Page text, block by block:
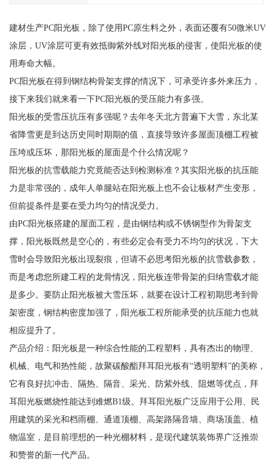
建材生产PC阳光板，除了使用PC原生料之外，表面还覆有50微米UV
涂层，UV涂层可更有效抵御紫外线对阳光板的侵害，使阳光板的使
用寿命大幅。
PC阳光板在得到钢结构骨架支撑的情况下，可承受许多外来压力，
接下来我们就来看一下PC阳光板的受压能力有多强。
阳光板的受雪压抗压有多强呢？去年冬天北方普遍下大雪，东北某
省降雪更是到达历史同时期期的值，直接导致许多屋面顶棚工程被
压垮或压坏，那阳光板的屋面是个什么情况呢？
阳光板的抗雪载能力究竟能否达到检测标准？其实阳光板的抗压能
力是非常强的，成年人单腿站在阳光板上也不会让板材产生变形，
但前提条件是要在受力均匀的情况受力。
由PC阳光板搭建的屋面工程，是由钢结构或不锈钢型作为骨架支
撑，阳光板既然是空心的，有些必定会有受力不均匀的状况，下大
雪时会导致阳光板出现裂痕，但请不必思考阳光板的抗雪载参数，
而是考虑您所建工程的龙骨情况，阳光板连带骨架的归纳雪载才能
是多少。要防止阳光板被大雪压坏，就要在设计工程初期思考到骨
架密度，钢结构密度加强了，阳光板工程所能承受的抗压能力也就
相应提升了。
产品介绍：阳光板是一种综合性能的工程塑料，具有杰出的物理、
机械、电气和热性能，故聚碳酸酯拜耳阳光板有“透明塑料”的美称，
它有良好抗冲击、隔热、隔音、采光、防紫外线、阻燃等优点，拜
耳阳光板燃烧性能达到难燃B1级。拜耳阳光板广泛应用于公用、民
用建筑的采光和档雨棚、通道顶棚、高架路隔音墙、商场顶盖、植
物温室，是目前理想的一种光棚材料，是现代建筑装饰界广泛推崇
和赞誉的新一代产品。